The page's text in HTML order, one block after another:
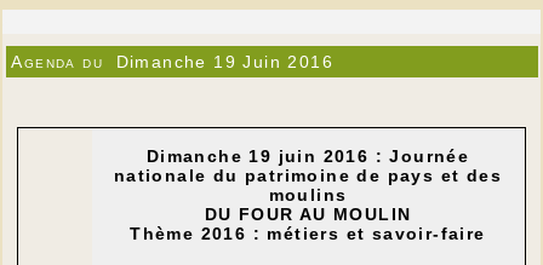
Agenda du Dimanche 19 Juin 2016
Dimanche 19 juin 2016 : Journée
nationale du patrimoine de pays et des
moulins
DU FOUR AU MOULIN
Thème 2016 : métiers et savoir-faire